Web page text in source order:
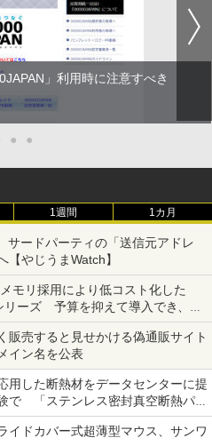
」利用時に注意すべき
● ●
1週間 1カ月
サードパーティの「送信元アドレ
やじうまWatch】
モリ採用により低コスト化した
ーズ 予算を抑えて導入でき、
ドも可能
販売すると見せかける偽通販サイト
イン名を公表
用した断熱材をデータセンターに提
で 「ステンレス密封真空断熱パネ
イドカバー式超薄型マウス、サンワ